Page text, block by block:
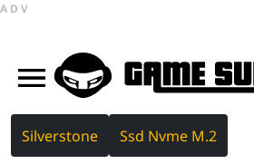
ADV
Silverstone Ssd Nvme M.2